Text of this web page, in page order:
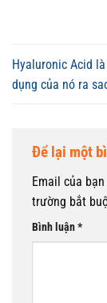
Hyaluronic Acid
dụng của nó ra
Để lại một
Email của
trường bắt
Bình luận*